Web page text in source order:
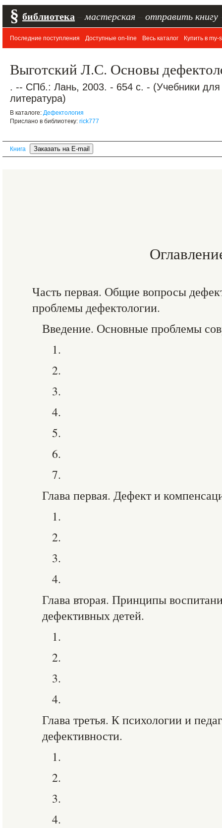
§ библиотека мастерская отправить книгу
Последние поступления Доступные on-line Весь каталог Купить в my-
Выготский Л.С. Основы
. -- СПб.: Лань, 2003. - 654 с. - (Учебники
литература)
В каталоге: Дефектология
Прислано в библиотеку: rick777
Книга
Часть первая. Общие вопросы
проблемы дефектологии.
Введение. Основные проблемы
1.
2.
3.
4.
5.
6.
7.
Глава первая. Дефект и
1.
2.
3.
4.
Глава вторая. Принципы
дефективных детей.
1.
2.
3.
4.
Глава третья. К психологии и
дефективности.
1.
2.
3.
4.